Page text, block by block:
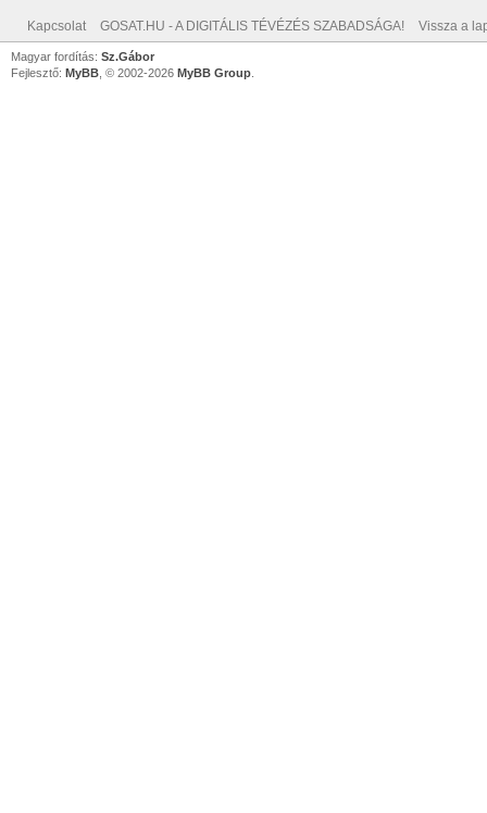
Kapcsolat GOSAT.HU - A DIGITÁLIS TÉVÉZÉS SZABADSÁGA! Vissza a
Magyar fordítás: Sz.Gábor
Fejlesztő: MyBB , © 2002-2026 MyBB Group